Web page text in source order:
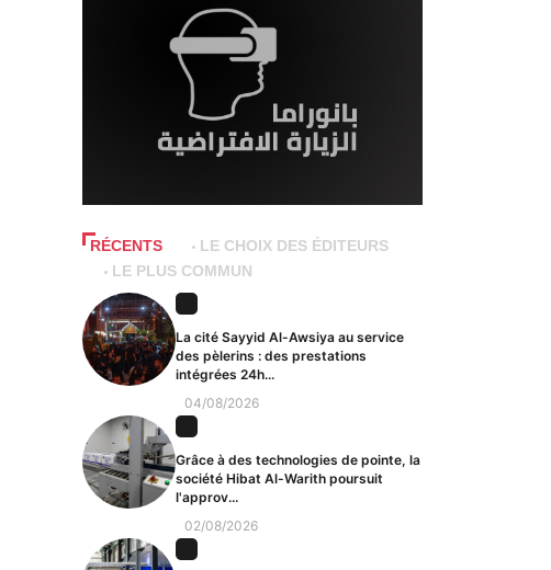
RÉCENTS
LE CHOIX DES ÉDITEURS
LE PLUS COMMUN
La cité Sayyid Al-Awsiya au service
des pèlerins : des prestations
intégrées 24h...
04/08/2026
Grâce à des technologies de pointe, la
société Hibat Al-Warith poursuit
l'approv...
02/08/2026